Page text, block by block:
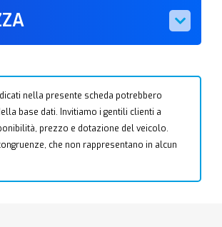
nella presente scheda potrebbero
base dati. Invitiamo i gentili clienti a
prezzo e dotazione del veicolo.
che non rappresentano in alcun